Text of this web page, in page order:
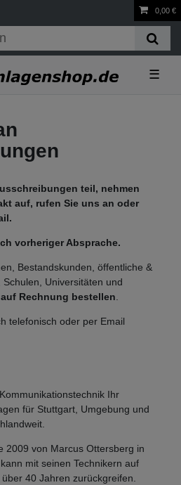
0,00 €
☰
teil, nehmen
auf, rufen Sie uns an oder
vorheriger Absprache.
Bestandskunden, öffentliche &
Universitäten und
auf Rechnung bestellen.
telefonisch oder per Email
Ihr
für Stuttgart, Umgebung und
2009 von Marcus Ottersberg in
mit seinen Technikern auf
40 Jahren zurückgreifen.